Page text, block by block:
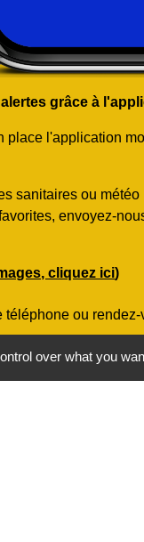
grâce à
l'application
sanitaires ou
envoyez-
cliquez ici)
ou
la localité "
over what you